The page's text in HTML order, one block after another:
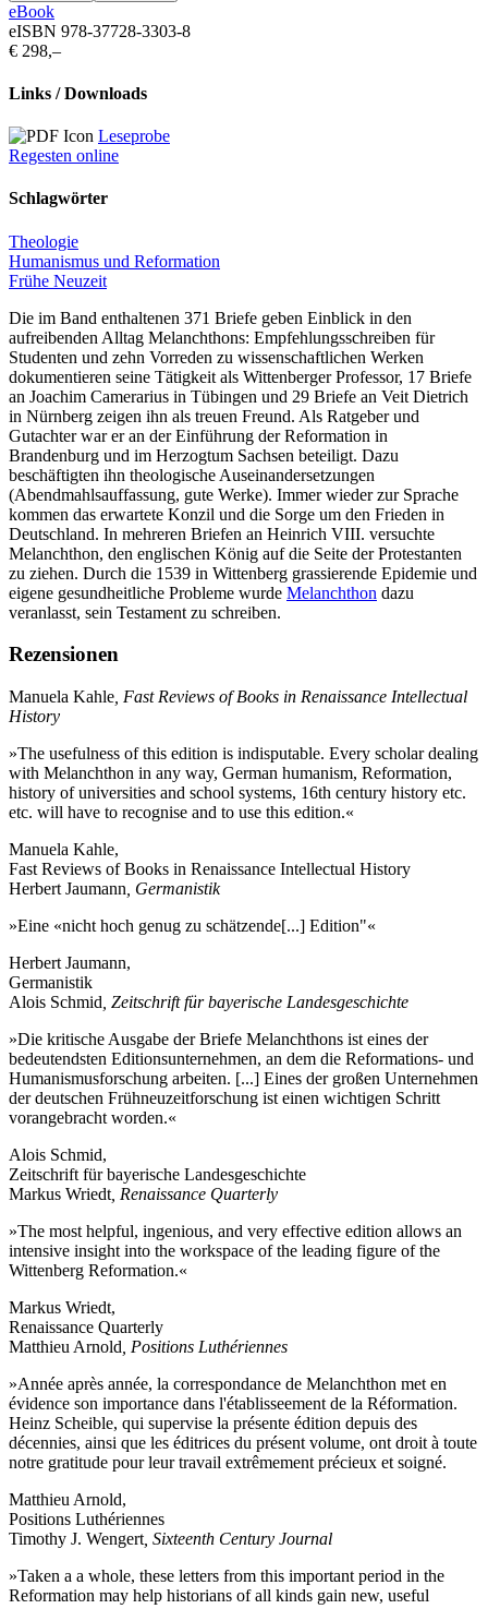
eBook
eISBN 978-37728-3303-8
€ 298,–
Links / Downloads
Leseprobe
Regesten online
Schlagwörter
Theologie
Humanismus und Reformation
Frühe Neuzeit
Die im Band enthaltenen 371 Briefe geben Einblick in den
aufreibenden Alltag Melanchthons: Empfehlungsschreiben für
Studenten und zehn Vorreden zu wissenschaftlichen Werken
dokumentieren seine Tätigkeit als Wittenberger Professor, 17 Briefe
an Joachim Camerarius in Tübingen und 29 Briefe an Veit Dietrich
in Nürnberg zeigen ihn als treuen Freund. Als Ratgeber und
Gutachter war er an der Einführung der Reformation in
Brandenburg und im Herzogtum Sachsen beteiligt. Dazu
beschäftigten ihn theologische Auseinandersetzungen
(Abendmahlsauffassung, gute Werke). Immer wieder zur Sprache
kommen das erwartete Konzil und die Sorge um den Frieden in
Deutschland. In mehreren Briefen an Heinrich VIII. versuchte
Melanchthon, den englischen König auf die Seite der Protestanten
zu ziehen. Durch die 1539 in Wittenberg grassierende Epidemie und
eigene gesundheitliche Probleme wurde Melanchthon dazu
veranlasst, sein Testament zu schreiben.
Rezensionen
Manuela Kahle , Fast Reviews of Books in Renaissance Intellectual
History
»The usefulness of this edition is indisputable. Every scholar dealing
with Melanchthon in any way, German humanism, Reformation,
history of universities and school systems, 16th century history etc.
etc. will have to recognise and to use this edition.«
Manuela Kahle,
Fast Reviews of Books in Renaissance Intellectual History
Herbert Jaumann , Germanistik
»Eine «nicht hoch genug zu schätzende[...] Edition"«
Herbert Jaumann,
Germanistik
Alois Schmid , Zeitschrift für bayerische Landesgeschichte
»Die kritische Ausgabe der Briefe Melanchthons ist eines der
bedeutendsten Editionsunternehmen, an dem die Reformations- und
Humanismusforschung arbeiten. [...] Eines der großen Unternehmen
der deutschen Frühneuzeitforschung ist einen wichtigen Schritt
vorangebracht worden.«
Alois Schmid,
Zeitschrift für bayerische Landesgeschichte
Markus Wriedt , Renaissance Quarterly
»The most helpful, ingenious, and very effective edition allows an
intensive insight into the workspace of the leading figure of the
Wittenberg Reformation.«
Markus Wriedt,
Renaissance Quarterly
Matthieu Arnold , Positions Luthériennes
»Année après année, la correspondance de Melanchthon met en
évidence son importance dans l'établisseement de la Réformation.
Heinz Scheible, qui supervise la présente édition depuis des
décennies, ainsi que les éditrices du présent volume, ont droit à toute
notre gratitude pour leur travail extrêmement précieux et soigné.
Matthieu Arnold,
Positions Luthériennes
Timothy J. Wengert , Sixteenth Century Journal
»Taken a a whole, these letters from this important period in the
Reformation may help historians of all kinds gain new, useful